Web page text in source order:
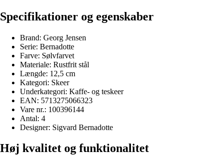
Specifikationer og egenskaber
Brand: Georg Jensen
Serie: Bernadotte
Farve: Sølvfarvet
Materiale: Rustfrit stål
Længde: 12,5 cm
Kategori: Skeer
Underkategori: Kaffe- og teskeer
EAN: 5713275066323
Vare nr.: 100396144
Antal: 4
Designer: Sigvard Bernadotte
Høj kvalitet og funktionalitet